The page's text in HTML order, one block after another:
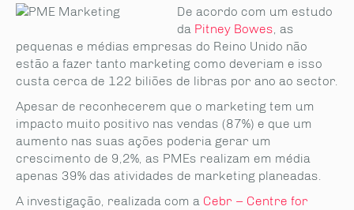
De acordo com um estudo
da Pitney Bowes, as
pequenas e médias empresas do Reino Unido não
estão a fazer tanto marketing como deveriam e isso
custa cerca de 122 biliões de libras por ano ao sector.
Apesar de reconhecerem que o marketing tem um
impacto muito positivo nas vendas (87%) e que um
aumento nas suas ações poderia gerar um
crescimento de 9,2%, as PMEs realizam em média
apenas 39% das atividades de marketing planeadas.
A investigação, realizada com a Cebr – Centre for